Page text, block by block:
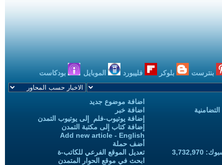
بنترست بلوكر فليبورد الموبايل بودكاست
اضافة موضوع جديد
اضافة خبر
إضافة يوتيوب-فلم إلى يوتيوب التمدن
إضافة كتاب إلى مكتبة التمدن
Add new article - English
أضف حملة
تعديل الموقع الفرعي للكاتب-ة
ابحث في موقع الحوار المتمدن